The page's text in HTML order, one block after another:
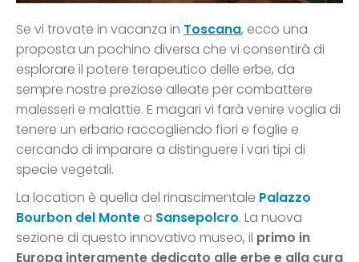
Se vi trovate in vacanza in Toscana, ecco una
proposta un pochino diversa che vi consentirà di
esplorare il potere terapeutico delle erbe, da
sempre nostre preziose alleate per combattere
malesseri e malattie. E magari vi farà venire voglia di
tenere un erbario raccogliendo fiori e foglie e
cercando di imparare a distinguere i vari tipi di
specie vegetali.
La location è quella del rinascimentale Palazzo
Bourbon del Monte a Sansepolcro. La nuova
sezione di questo innovativo museo, il primo in
Europa interamente dedicato alle erbe e alla cura